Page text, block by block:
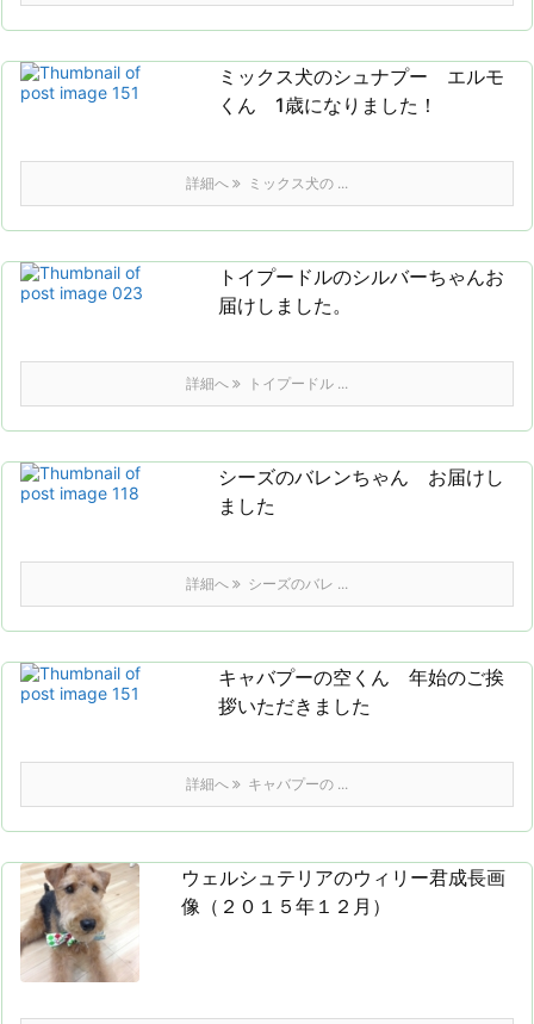
ミックス犬のシュナプー エルモ
くん 1歳になりました！
詳細へ ミックス犬の ...
トイプードルのシルバーちゃんお
届けしました。
詳細へ トイプードル ...
シーズのバレンちゃん お届けし
ました
詳細へ シーズのバレ ...
キャバプーの空くん 年始のご挨
拶いただきました
詳細へ キャバプーの ...
ウェルシュテリアのウィリー君成長画
像（２０１５年１２月）